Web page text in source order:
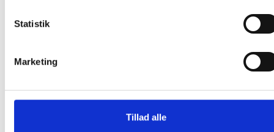
Statistik
Marketing
Tillad alle
Andre kunder købte også